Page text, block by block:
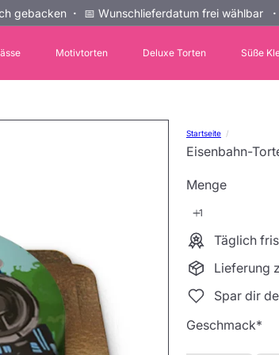
Pause
gebacken · 📅 Wunschlieferdatum frei wählbar ·
Motivtorten Deluxe Torten Süße
Startseite
Eisenbahn-
Menge
Täglich
Lieferung
Spar dir
Geschmack*